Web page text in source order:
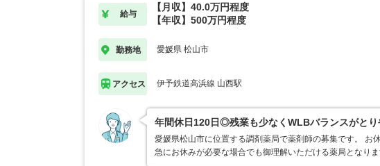
給与
【月収】40.0万円程度
【年収】500万円程度
勤務地 愛媛県 松山市
アクセス 伊予鉄道高浜線 山西駅
年間休日120日◎残業も少なくWLBバランスがとり
愛媛県松山市に位置する調剤薬局で薬剤師の募集です。 お
急にお休みが必要な場合でも御理解いただける薬局となり